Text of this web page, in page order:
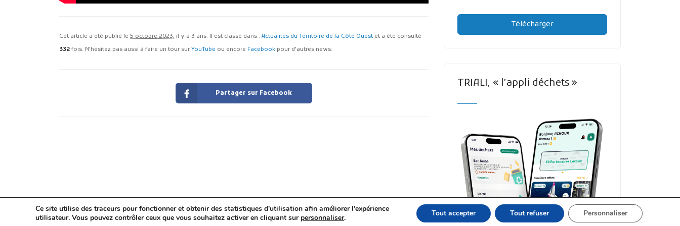
Cet article a été publié le 5 octobre 2023, il y a 3 ans. Il est classé dans : Actualités du Territoire de la Côte Ouest et a été consulté
332 fois. N'hésitez pas aussi à faire un tour sur YouTube ou encore Facebook pour d'autres news.
Partager sur Facebook
Télécharger
TRIALI, « l’appli déchets »
Ce site utilise des traceurs pour fonctionner et obtenir des statistiques d'utilisation afin améliorer l'expérience
utilisateur. Vous pouvez contrôler ceux que vous souhaitez activer en cliquant sur personnaliser. Tout accepter Tout refuser Personnaliser